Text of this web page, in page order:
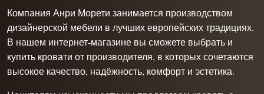
Компания Анри Морети занимается производством
дизайнерской мебели в лучших европейских традициях.
В нашем интернет-магазине вы сможете выбрать и
купить кровати от производителя, в которых сочетаются
высокое качество, надёжность, комфорт и эстетика.